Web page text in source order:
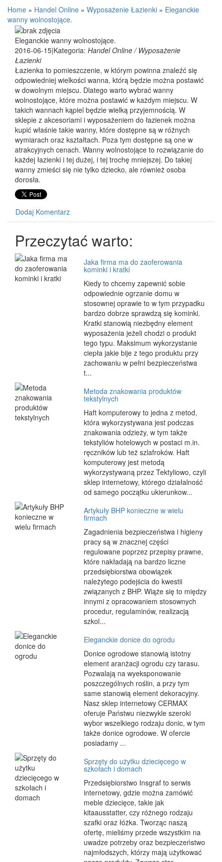
Home » Handel Online » Wyposażenie Łazienki » Eleganckie
wanny wolnostojące.
Eleganckie wanny wolnostojące.
2016-06-15|Kategoria: Handel Online / Wyposażenie
Łazienki
Łazienka to pomieszczenie, w którym powinna znaleźć się
odpowiedniej wielkości wanna, którą będzie można postawić
w dowolnym miejscu. Dlatego warto wybrać wanny
wolnostojące, które można postawić w każdym miejscu. W
takich wannach kąpiel będzie wielką przyjemnością. W
sklepie z akcesoriami i wyposażeniem do łazienek można
kupić właśnie takie wanny, które dostępne są w różnych
wymiarach oraz kształtach. Poza tym dostępne są one w
atrakcyjnych cenach. Wanny wolnostojące to rozwiązanie do
każdej łazienki i tej dużej, i tej trochę mniejszej. Do takiej
wanny zmieści się nie tylko dziecko, ale również osoba
dorosła.
Dodaj Komentarz
Przeczytać warto:
Jaka firma ma do zaoferowania
kominki i kratki
Kiedy to chcemy zapewnić sobie
odpowiednie ogrzanie domu w
stosownej oprawie to w tym przypadku
bardzo dobrze sprawdzą się kominki.
Kratki stanowią niezbędny element
wyposażenia jeżeli chodzi o produkt
tego typu. Maksimum wykorzystanie
ciepła jakie bije z tego produktu przy
zachowaniu w pełni bezpieczeństwa
t...
Metoda znakowania produktów
tekstylnych
Haft komputerowy to jedna z metod,
która wykorzystywana jest podczas
znakowania odzieży, w tym także
tekstyliów hotelowych w postaci m.in.
ręczników lub też szlafroków. Haft
komputerowy jest metodą
wykorzystywaną przez Tektyliowo, czyli
sklep internetowy, którego działalność
od samego początku ukierunkow...
Artykuły BHP konieczne w wielu
firmach
Zagadnienia bezpieczeństwa i higieny
pracy są w znacznej części
regulowane poprzez przepisy prawne,
które nakładają na bardzo liczne
przedsiębiorstwa obowiązek
należytego podejścia do kwestii
związanych z BHP. Wiąże się to między
innymi z opracowaniem stosownych
procedur, regulaminów, realizacją
szkol...
Eleganckie donice do ogrodu
Donice ogrodowe stanowią istotny
element aranżacji ogrodu czy tarasu.
Pozwalają na wyeksponowanie
poszczególnych roślin, a przy tym
same stanowią element dekoracyjny.
Nasz sklep internetowy CERMAX
oferuje Państwu niezwykle szeroki
wybor wszelkiego rodzaju donic, w tym
także donice ogrodowe. W ofercie
posiadamy ...
Sprzęty do użytku dziecięcego w
szkołach i domach
Przedsiębiorstwo Insgraf to serwis
internetowy, gdzie można zamówić
meble dziecięce, takie jak
kitaausstatter, czy różnego rodzaju
szafki oraz łóżka. Tworząc naszą
ofertę, mieliśmy przede wszystkim na
uwadze potrzeby oraz bezpieczeństwo
najmłodszych, którzy mają użytkować